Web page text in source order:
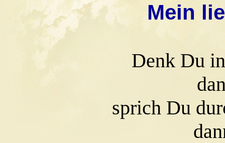
Mein
Denk Du
dann denk'
sprich Du
dann sprech'